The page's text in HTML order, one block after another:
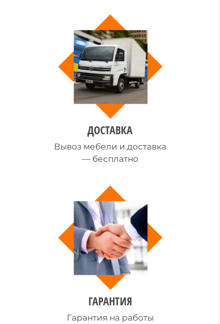
ДОСТАВКА
Вывоз мебели и доставка
— бесплатно
ГАРАНТИЯ
Гарантия на работы